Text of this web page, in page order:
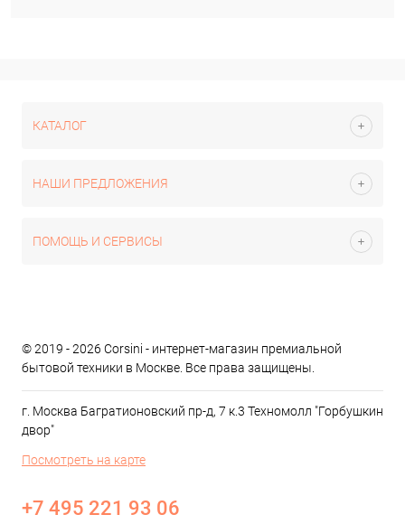
КАТАЛОГ
НАШИ ПРЕДЛОЖЕНИЯ
ПОМОЩЬ И СЕРВИСЫ
© 2019 - 2026 Corsini - интернет-магазин премиальной
бытовой техники в Москве. Все права защищены.
г. Москва Багратионовский пр-д, 7 к.3 Техномолл "Горбушкин
двор"
Посмотреть на карте
+7 495 221 93 06